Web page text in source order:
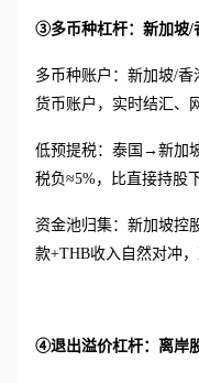
③多币种杠杆：新加坡/
多币种账户：新加坡/香
货币账户，实时结汇、
低预提税：泰国 →新加
税负≈5%，比直接持股
资金池归集：新加坡控
款+THB收入自然对冲
④退出溢价杠杆：离岸